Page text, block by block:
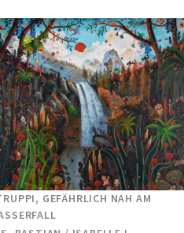
GEFÄHRLICH NAH AM